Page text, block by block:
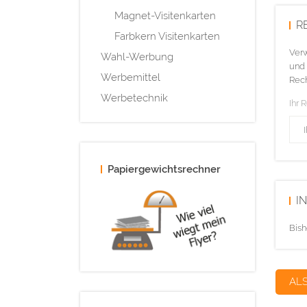
Magnet-Visitenkarten
Farbkern Visitenkarten
Wahl-Werbung
Werbemittel
Werbetechnik
Papiergewichtsrechner
und
Ihr